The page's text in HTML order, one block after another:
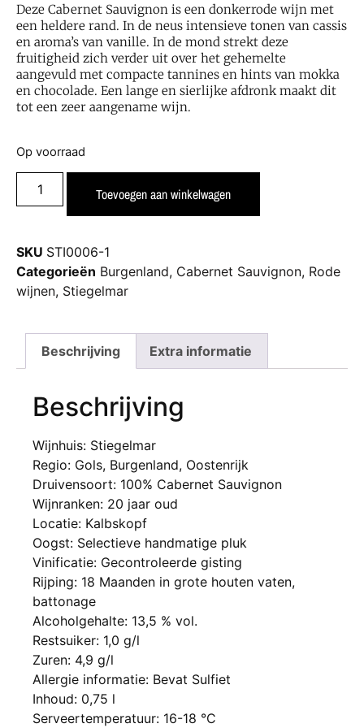
Deze Cabernet Sauvignon is een donkerrode wijn met
een heldere rand. In de neus intensieve tonen van cassis
en aroma’s van vanille. In de mond strekt deze
fruitigheid zich verder uit over het gehemelte
aangevuld met compacte tannines en hints van mokka
en chocolade. Een lange en sierlijke afdronk maakt dit
tot een zeer aangename wijn.
Op voorraad
Toevoegen aan winkelwagen
SKU STI0006-1
Categorieën Burgenland, Cabernet Sauvignon, Rode
wijnen, Stiegelmar
Beschrijving Extra informatie
Beschrijving
Wijnhuis: Stiegelmar
Regio: Gols, Burgenland, Oostenrijk
Druivensoort: 100% Cabernet Sauvignon
Wijnranken: 20 jaar oud
Locatie: Kalbskopf
Oogst: Selectieve handmatige pluk
Vinificatie: Gecontroleerde gisting
Rijping: 18 Maanden in grote houten vaten,
battonage
Alcoholgehalte: 13,5 % vol.
Restsuiker: 1,0 g/l
Zuren: 4,9 g/l
Allergie informatie: Bevat Sulfiet
Inhoud: 0,75 l
Serveertemperatuur: 16-18 °C